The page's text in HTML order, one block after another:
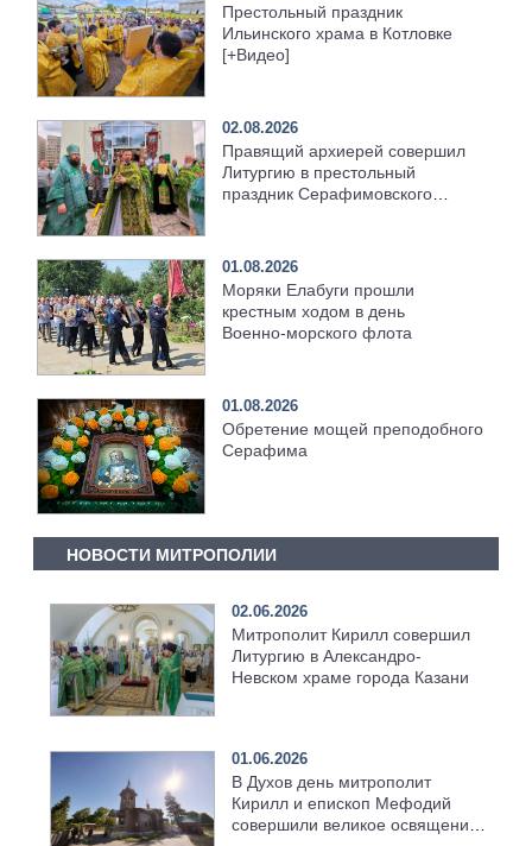
Престольный праздник
Ильинского храма в Котловке
[+Видео]
02.08.2026
Правящий архиерей совершил
Литургию в престольный
праздник Серафимовского
01.08.2026
Моряки Елабуги прошли
крестным ходом в день
Военно‑морского флота
01.08.2026
Обретение мощей преподобного
Серафима
НОВОСТИ МИТРОПОЛИИ
02.06.2026
Митрополит Кирилл совершил
Литургию в Александро-
Невском храме города Казани
01.06.2026
В Духов день митрополит
Кирилл и епископ Мефодий
совершили великое освящение